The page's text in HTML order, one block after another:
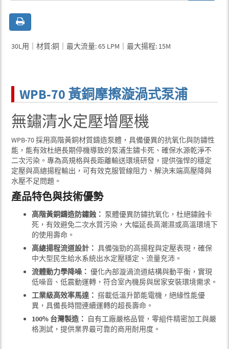
30L用｜材質:銅｜最大流量: 65 LPM｜最大揚程: 15M
WPB-70 黃銅摩擦漩渦式泵浦
無鏽清水定壓增壓機
WPB-70 採用高階黃銅材質鑄造泵體，具備優異的抗氧化與防鏽性
能，能有效杜絕長期停機導致的泵浦生鏽卡死、確保水源乾淨不
二次污染。專為高規格與長距離輸送環境研發，提供強悍的穩定
定壓與高總揚程輸出，可有效克服管線阻力、解決末端高壓降與
水壓不足問題。
產品特色與技術優勢
高階黃銅鑄造防鏽蝕： 泵體優異防鏽抗氧化，杜絕鏽蝕卡
死，有效避免二次水質污染，大幅延長高潮濕或高溫環境下
的使用壽命。
高總揚程流道設計： 具備強勁的高揚程與定壓表現，確保
中大型民生給水系統出水定壓穩定、流量充沛。
流體動力學降噪： 優化內部漩渦流道結構與動平衡，實現
低噪音、低震動運轉，符合室內機房與居家安裝環境需求。
工業級高效率馬達： 搭載低溫升節能電機，絕緣性能優
異，具備長時間連續運轉的超長壽命。
100% 台灣製造： 自有工廠嚴格品管，零組件精密加工與嚴
格測試，提供業界最可靠的商用耐用度。